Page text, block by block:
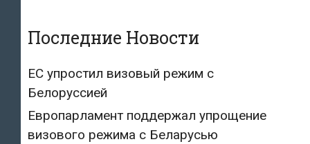
Последние Новости
ЕС упростил визовый режим с
Белоруссией
Европарламент поддержал упрощение
визового режима с Беларусью